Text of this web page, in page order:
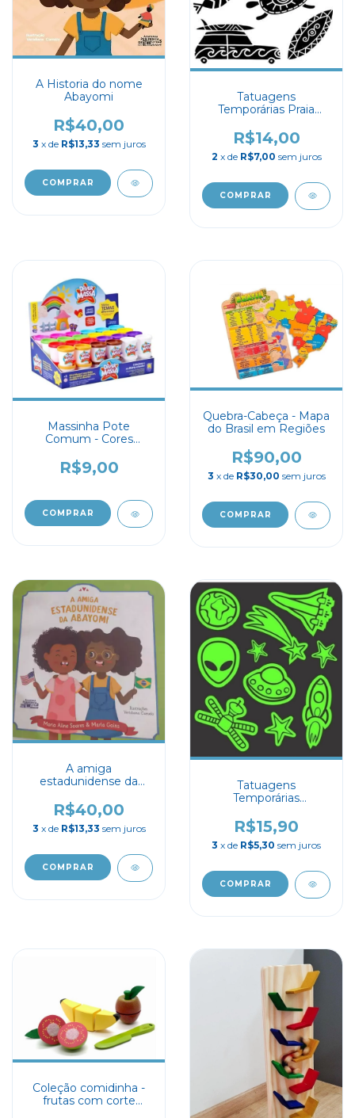
A Historia do nome
Abayomi
R$40,00
3 x de R$13,33 sem juros
Tatuagens
Temporárias Praia
R$14,00
2 x de R$7,00 sem juros
Massinha Pote
Comum - Cores
R$9,00
Quebra-Cabeça - Mapa
do Brasil em Regiões
R$90,00
3 x de R$30,00 sem juros
A amiga
estadunidense da
R$40,00
3 x de R$13,33 sem juros
Tatuagens
Temporárias
no escuro Aliens
R$15,90
3 x de R$5,30 sem juros
Coleção comidinha -
frutas com corte